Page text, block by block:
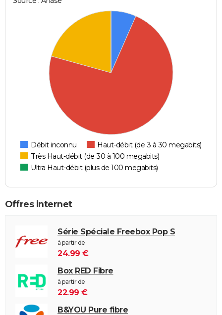
Débit inconnu
Haut-débit (de 3 à 30 megabits)
Très Haut-débit (de 30 à 100 megabits)
Ultra Haut-débit (plus de 100 megabits)
Offres internet
Série Spéciale Freebox Pop S
à partir de
24.99 €
Box RED Fibre
à partir de
22.99 €
B&YOU Pure fibre